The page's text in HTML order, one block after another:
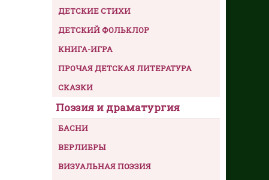
ДЕТСКИЕ СТИХИ
ДЕТСКИЙ ФОЛЬКЛОР
КНИГА-ИГРА
ПРОЧАЯ ДЕТСКАЯ ЛИТЕРАТУРА
СКАЗКИ
Поэзия и драматургия
БАСНИ
ВЕРЛИБРЫ
ВИЗУАЛЬНАЯ ПОЭЗИЯ